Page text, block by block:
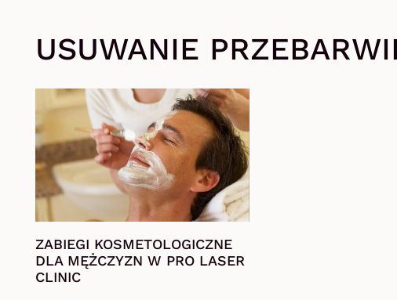
USUWANIE
ZABIEGI KOSMETOLOGICZNE
DLA MĘŻCZYZN W PRO LASER
CLINIC